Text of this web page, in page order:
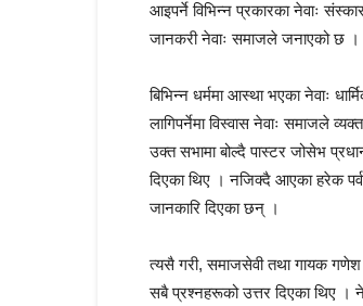
आइपर्ने विभिन्न प्रकारका नेवाः
जानकरी नेवाः समाजले जनाएको छ ।
बिभिन्न धर्ममा आस्था भएका नेवाः
लागिपर्नेमा विस्वास नेवाः समाजले
उक्त सभामा बोल्दै पास्टर जोसेभ
दिएका थिए । नजिक्दै आएका हरेक
जानकारि दिएका छन् ।
त्यसै गरी, समाजसेवी तथा गायक
सबै प्रश्नहरूको उत्तर दिएका थिए ।